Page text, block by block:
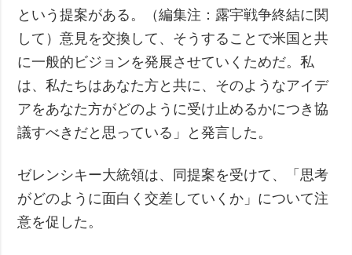
という提案がある。（編集注：露宇戦争終結に関
して）意見を交換して、そうすることで米国と共
に一般的ビジョンを発展させていくためだ。私
は、私たちはあなた方と共に、そのようなアイデ
アをあなた方がどのように受け止めるかにつき協
議すべきだと思っている」と発言した。
ゼレンシキー大統領は、同提案を受けて、「思考
がどのように面白く交差していくか」について注
意を促した。